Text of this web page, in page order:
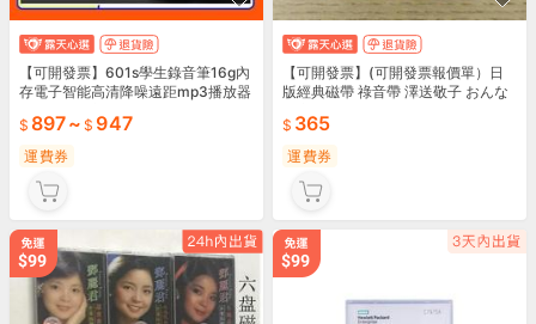
【可開發票】601s學生錄音筆16g內
存電子智能高清降噪遠距mp3播放器
897~ 947
運費券
【可開發票】(可開發票報價單）日
版經典磁帶 祿音帶 澤送敬子 おんな
隆優品】【满额
365
運費券